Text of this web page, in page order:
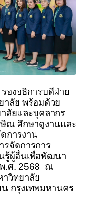
องอธิการบดีฝ่าย
าลัย พร้อมด้วย
ลัยและบุคลากร
ณ ศึกษาดูงานและ
การงาน
รจัดการการ
รู้ผู้อื่นเพื่อพัฒนา
พ.ศ. 2568 ณ
วิทยาลัย
น กรุงเทพมหานคร